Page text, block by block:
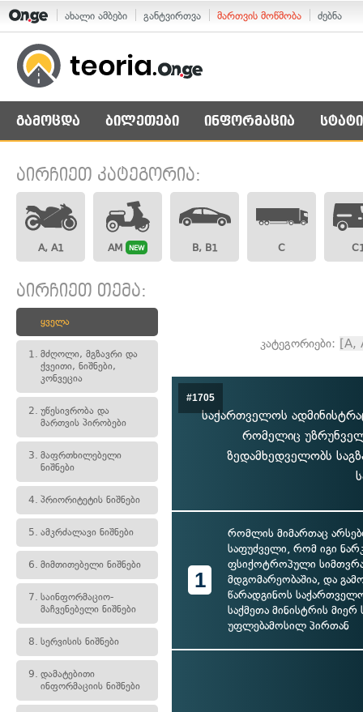
ახალი ამბები განტვირთვა მართვის მოწმობა ძებნა
გამოცდა ბილეთები ინფორმაცია
აირჩიეთ კატეგორია:
A, A1 AM NEW B, B1 C
აირჩიეთ თემა:
ყველა
1. მძღოლი, მგზავრი და
ქვეითი, ნიშნები,
კონვეცია
2. უწესივრობა და
მართვის პირობები
3. მაფრთხილებელი
ნიშნები
4. პრიორიტეტის ნიშნები
5. ამკრძალავი ნიშნები
6. მიმთითებელი ნიშნები
7. საინფორმაციო-
მაჩვენებელი ნიშნები
8. სერვისის ნიშნები
9. დამატებითი
ინფორმაციის ნიშნები
კატეგორიები: [A,
#1705
საქართველოს
რომელიც
ზედამხედველობს
1
რომლის მიმართაც
საფუძველი, რომ იგი
ფსიქოტროპული
მდგომარეობაშია, და
წარადგინოს
საქმეთა მინისტრის მიერ
უფლებამოსილ პირთან